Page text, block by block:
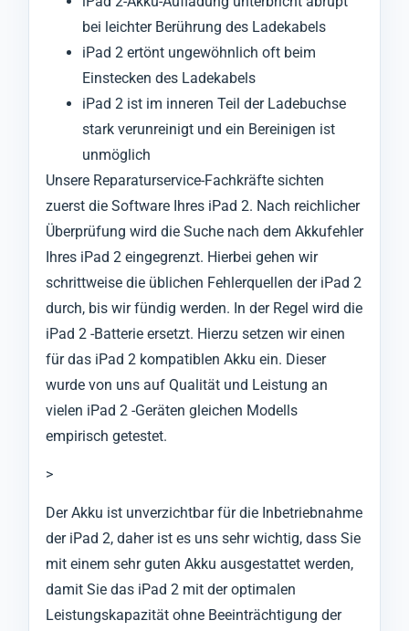
bei leichter Berührung des Ladekabels
iPad 2 ertönt ungewöhnlich oft beim
Einstecken des Ladekabels
iPad 2 ist im inneren Teil der Ladebuchse
stark verunreinigt und ein Bereinigen ist
unmöglich
Unsere Reparaturservice-Fachkräfte sichten
zuerst die Software Ihres iPad 2. Nach reichlicher
Überprüfung wird die Suche nach dem Akkufehler
Ihres iPad 2 eingegrenzt. Hierbei gehen wir
schrittweise die üblichen Fehlerquellen der iPad 2
durch, bis wir fündig werden. In der Regel wird die
iPad 2 -Batterie ersetzt. Hierzu setzen wir einen
für das iPad 2 kompatiblen Akku ein. Dieser
wurde von uns auf Qualität und Leistung an
vielen iPad 2 -Geräten gleichen Modells
empirisch getestet.
>
Der Akku ist unverzichtbar für die Inbetriebnahme
der iPad 2, daher ist es uns sehr wichtig, dass Sie
mit einem sehr guten Akku ausgestattet werden,
damit Sie das iPad 2 mit der optimalen
Leistungskapazität ohne Beeinträchtigung der